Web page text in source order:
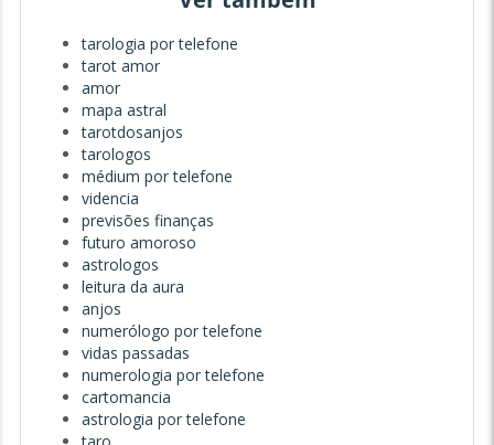
tarologia por telefone
tarot amor
amor
mapa astral
tarotdosanjos
tarologos
médium por telefone
videncia
previsões finanças
futuro amoroso
astrologos
leitura da aura
anjos
numerólogo por telefone
vidas passadas
numerologia por telefone
cartomancia
astrologia por telefone